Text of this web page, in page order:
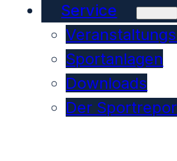
Service
Sportanlagen
Downloads
Der